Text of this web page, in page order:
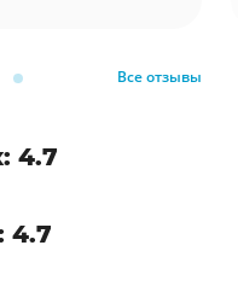
Все отзывы
4.7
4.7